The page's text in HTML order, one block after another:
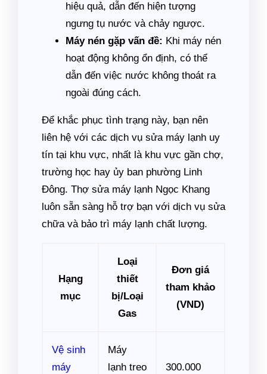
hiệu quả, dẫn đến hiện tượng
ngưng tụ nước và chảy ngược.
Máy nén gặp vấn đề: Khi máy nén
hoạt động không ổn định, có thể
dẫn đến việc nước không thoát ra
ngoài đúng cách.
Để khắc phục tình trạng này, bạn nên
liên hệ với các dịch vụ sửa máy lạnh uy
tín tại khu vực, nhất là khu vực gần chợ,
trường học hay ủy ban phường Linh
Đông. Thợ sửa máy lạnh Ngọc Khang
luôn sẵn sàng hỗ trợ bạn với dịch vụ sửa
chữa và bảo trì máy lạnh chất lượng.
Hạng
mục
Loại
thiết
bị/Loại
Gas
Đơn giá
tham khảo
(VND)
Vệ sinh
máy
Máy
lạnh treo
300.000